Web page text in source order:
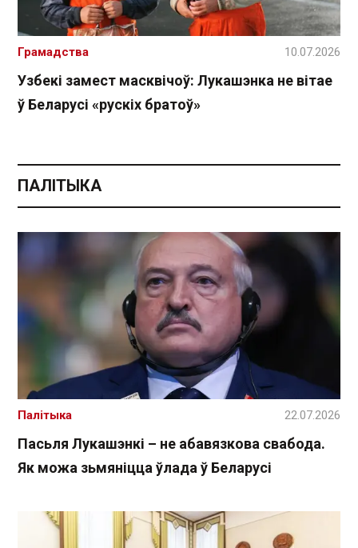
Узбекі замест масквічоў: Лукашэнка не вітае
ў Беларусі «рускіх братоў»
Грамадства 10.07.2026
ПАЛІТЫКА
Пасьля Лукашэнкі – не абавязкова свабода.
Як можа зьмяніцца ўлада ў Беларусі
Палітыка 22.07.2026